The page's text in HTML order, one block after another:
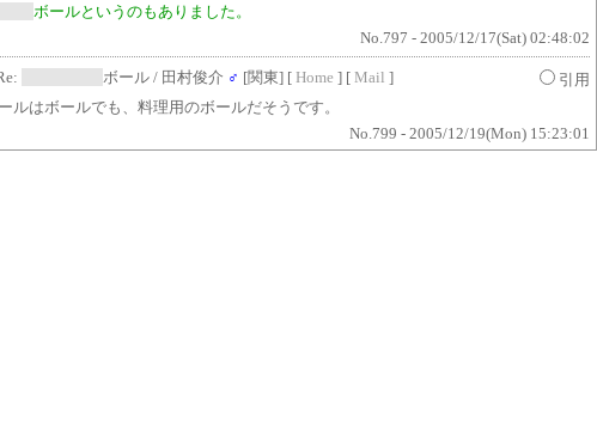
ボールというのもありました。
No.797 - 2005/12/17(Sat) 02:48:02
ボール / 田村俊介 ♂ [関東] [ Home ] [ Mail ]
引用
ルはボールでも、料理用のボールだそうです。
No.799 - 2005/12/19(Mon) 15:23:01